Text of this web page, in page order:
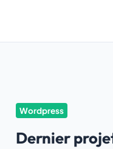
Wordpress
Dernier